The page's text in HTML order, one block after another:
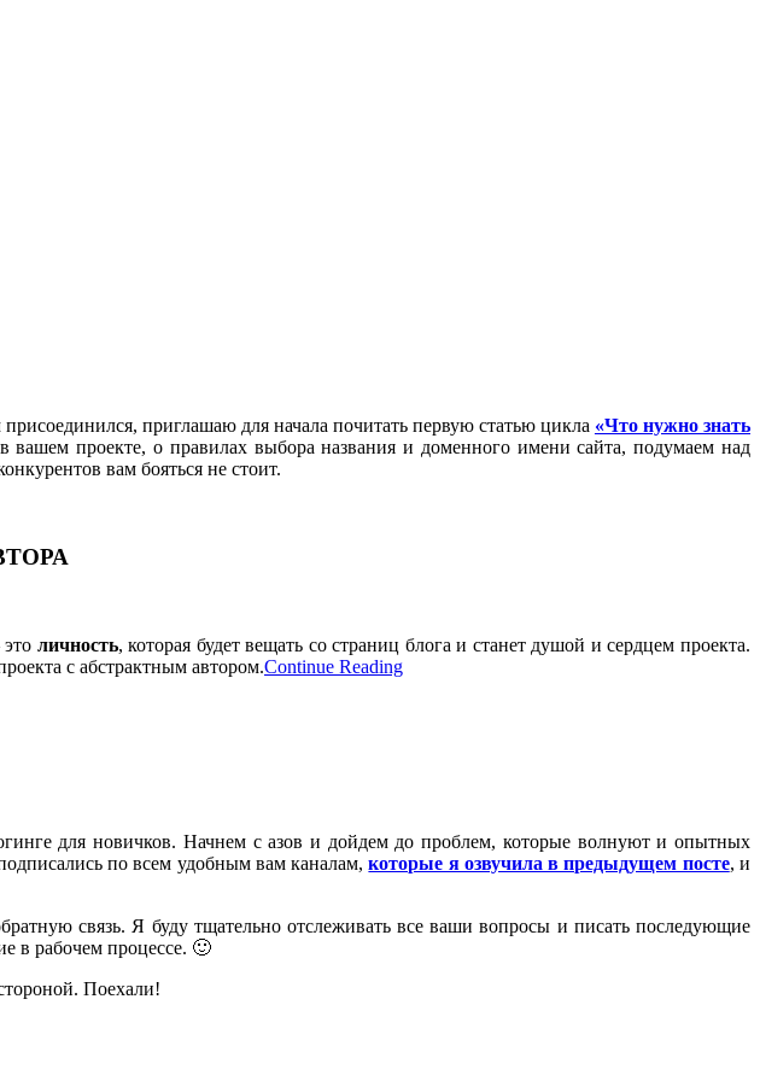
приглашаю для начала почитать первую статью цикла «Что нужно знать
проекте, о правилах выбора названия и доменного имени сайта, подумаем над
вам бояться не стоит.
личность, которая будет вещать со страниц блога и станет душой и сердцем проекта.
с абстрактным автором.Continue Reading
для новичков. Начнем с азов и дойдем до проблем, которые волнуют и опытных
по всем удобным вам каналам,которые я озвучила в предыдущем посте, и
связь. Я буду тщательно отслеживать все ваши вопросы и писать последующие
в рабочем процессе. 🙂
Поехали!